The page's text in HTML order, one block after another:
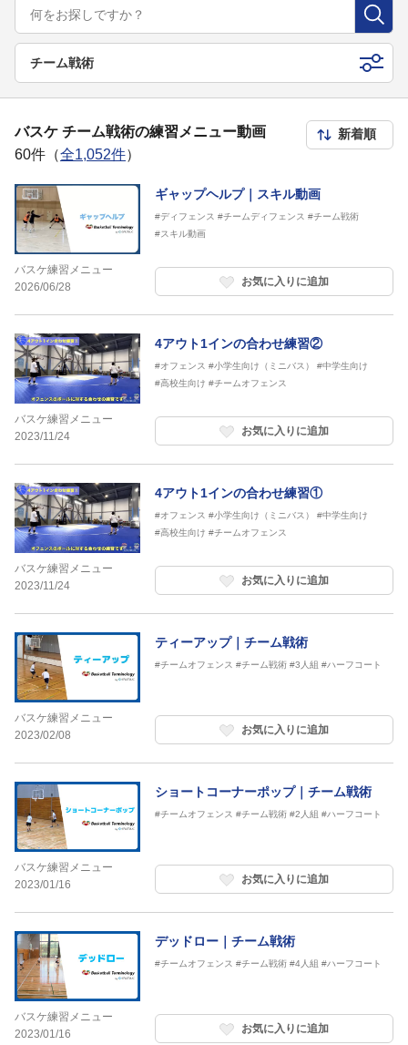
チーム戦術
バスケ チーム戦術の練習メニュー動画
60件（全1,052件）
バスケ練習メニュー
2026/06/28
ギャップヘルプ｜スキル動画
#ディフェンス #チームディフェンス #チーム戦術
#スキル動画
お気に入りに追加
バスケ練習メニュー
2023/11/24
4アウト1インの合わせ練習②
#オフェンス #小学生向け（ミニバス）
#中学生向け
#高校生向け #チームオフェンス
お気に入りに追加
バスケ練習メニュー
2023/11/24
4アウト1インの合わせ練習①
#オフェンス #小学生向け（ミニバス）
#中学生向け
#高校生向け #チームオフェンス
お気に入りに追加
バスケ練習メニュー
2023/02/08
ティーアップ｜チーム戦術
#チームオフェンス #チーム戦術 #3人組 #ハーフコート
お気に入りに追加
バスケ練習メニュー
2023/01/16
ショートコーナーポップ｜チーム戦術
#チームオフェンス #チーム戦術 #2人組 #ハーフコート
お気に入りに追加
バスケ練習メニュー
2023/01/16
デッドロー｜チーム戦術
#チームオフェンス #チーム戦術 #4人組 #ハーフコート
お気に入りに追加